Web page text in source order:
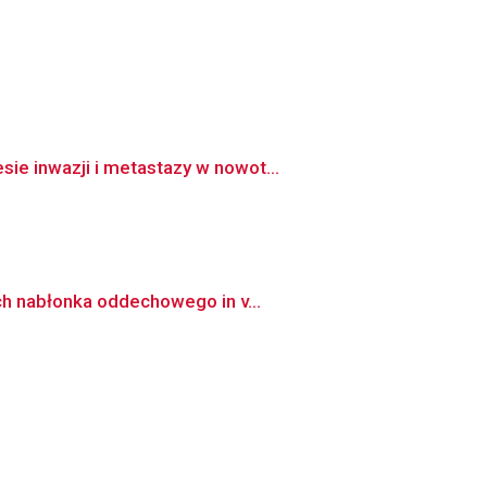
inwazji i metastazy w nowot...
oddechowego in v...